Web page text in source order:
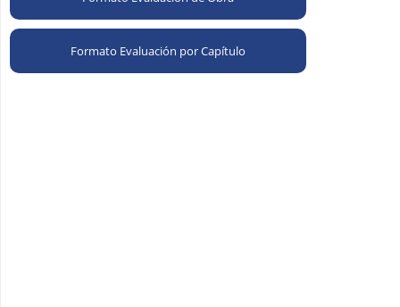
Formato Evaluación por Capítulo